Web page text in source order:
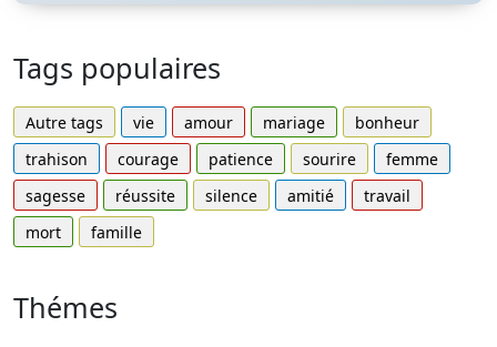
Tags populaires
Autre tags vie amour mariage
bonheur
trahison
courage patience sourire
femme
sagesse
réussite silence amitié
travail
mort
famille
Thémes